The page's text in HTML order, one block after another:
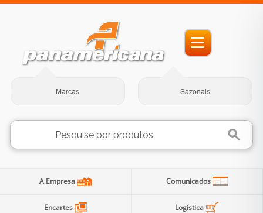
Marcas Sazonais
A Empresa Comunicados
Encartes Logística